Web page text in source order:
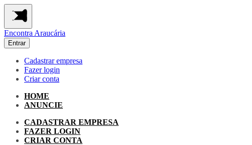
Encontra Araucária
Entrar
Cadastrar empresa
Fazer login
Criar conta
HOME
ANUNCIE
CADASTRAR EMPRESA
FAZER LOGIN
CRIAR CONTA